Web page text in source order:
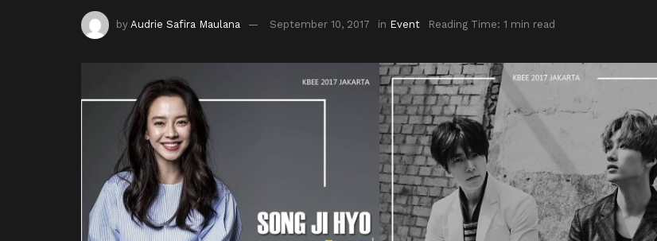
by Audrie Safira Maulana September 10, 2017 in Event Reading Time: 1 min read